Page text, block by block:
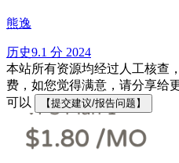
熊逸
历史9.1 分 2024
本站所有资源均经过人工核查
费，如您觉得满意，请分享给
可以
【提交建议/报告问题】